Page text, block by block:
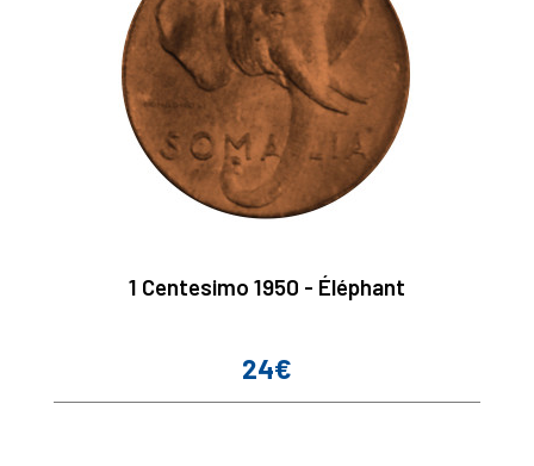
1 Centesimo 1950 - Éléphant
Prix
24€